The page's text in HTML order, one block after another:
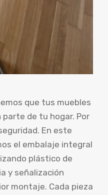
que tus muebles
de tu hogar. Por
En este
el embalaje integral
plástico de
y señalización
montaje. Cada pieza